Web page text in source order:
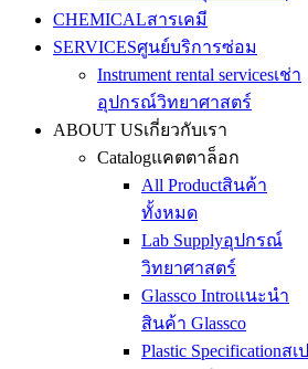
CHEMICALสารเคมี
SERVICESศูนย์บริการซ่อม
Instrument rental servicesเช่า
อุปกรณ์วิทยาศาสตร์
ABOUT USเกี่ยวกับเรา
Catalogแคตตาล็อก
All Productสินค้า
ทั้งหมด
Lab Supplyอุปกรณ์
วิทยาศาสตร์
Glassco Introแนะนำ
สินค้า Glassco
Plastic Specificationสเป